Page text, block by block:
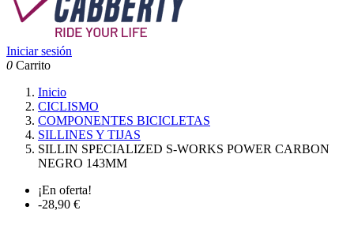
Iniciar sesión
0 Carrito
Inicio
CICLISMO
COMPONENTES BICICLETAS
SILLINES Y TIJAS
SILLIN SPECIALIZED S-WORKS POWER CARBON
NEGRO 143MM
¡En oferta!
-28,90 €